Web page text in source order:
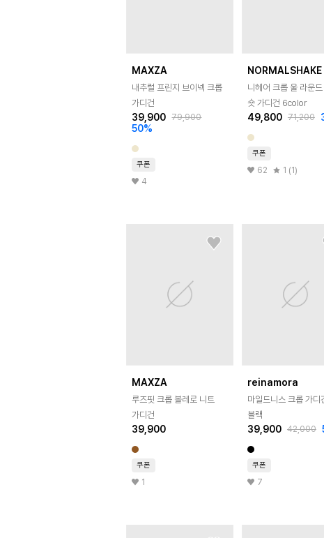
MAXZA
내추럴 프린지 브이넥 크롭
가디건
39,900 79,900
50%
쿠폰
4
NORMALSHAKE
니헤어 크롭 울 라운
숏 가디건 6color
49,800 71,200
쿠폰
62 1 (1)
MAXZA
루즈핏 크롭 볼레로 니트
가디건
39,900
쿠폰
1
reinamora
마일드니스 크롭 가디
블랙
39,900 42,000
쿠폰
7